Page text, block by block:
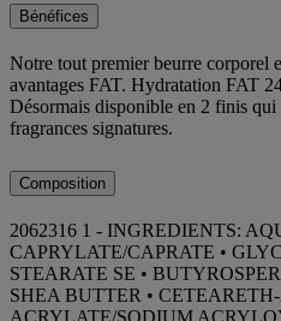
Bénéfices
Notre tout premier beurre corporel
avantages FAT. Hydratation FAT
Désormais disponible en 2 finis qui
fragrances signatures.
Composition
2062316 1 - INGREDIENTS:
CAPRYLATE/CAPRATE •
STEARATE SE •
SHEA BUTTER •
ACRYLATE/SODIUM